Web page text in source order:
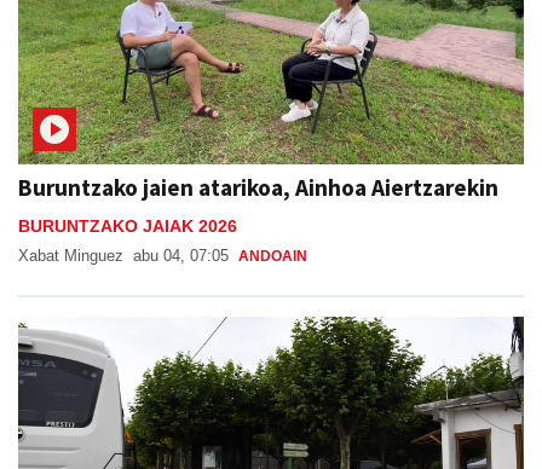
Buruntzako jaien atarikoa, Ainhoa Aiertzarekin
BURUNTZAKO JAIAK 2026
Xabat Minguez abu 04, 07:05 ANDOAIN